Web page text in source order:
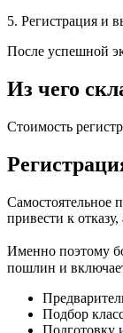
5. Регистрация и
После успешной
Из чего
Стоимость
Самостоятельное
привести к
Именно поэтому
пошлин и
Подбор
Подготовку